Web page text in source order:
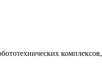
комплексов,